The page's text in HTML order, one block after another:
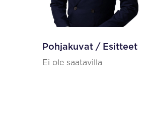
Pohjakuvat / Esitteet
Ei ole saatavilla